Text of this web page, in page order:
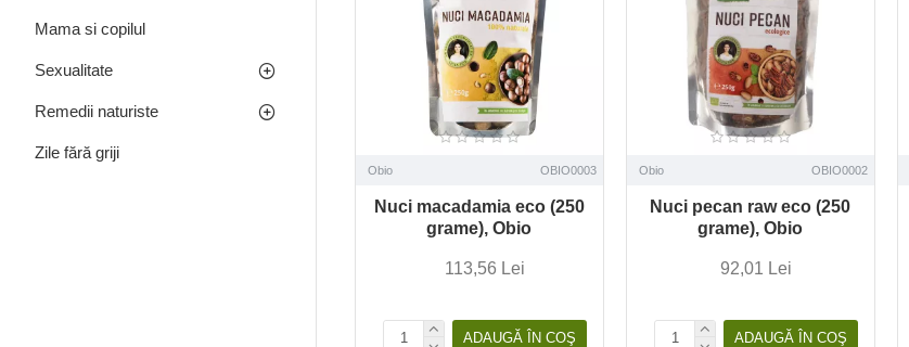
Mama si copilul
Sexualitate
Remedii naturiste
Zile fără griji
Obio OBIO0003
Nuci macadamia eco (250
grame), Obio
113,56 Lei
ADAUGĂ ÎN COŞ
Obio OBIO0002
Nuci pecan raw eco (250
grame), Obio
92,01 Lei
ADAUGĂ ÎN COŞ